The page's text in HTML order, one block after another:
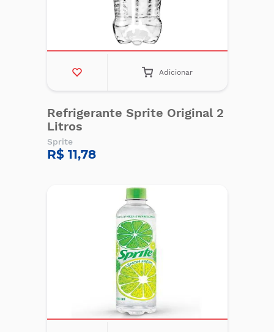
Adicionar
Refrigerante Sprite Original 2
Litros
Sprite
R$ 11,78